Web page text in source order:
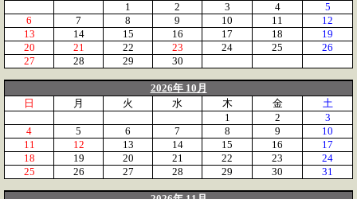
1
2 3 4
5
6
7 8 9 10 11
12
13
14 15 16 17 18
19
20
21 22 23 24 25
26
27
28 29 30
2026年 10月
日
月 火 水 木 金
土
1
2
3
4
5 6 7 8 9
10
11
12 13 14 15 16
17
18
19 20 21 22 23
24
25
26 27 28 29 30 31